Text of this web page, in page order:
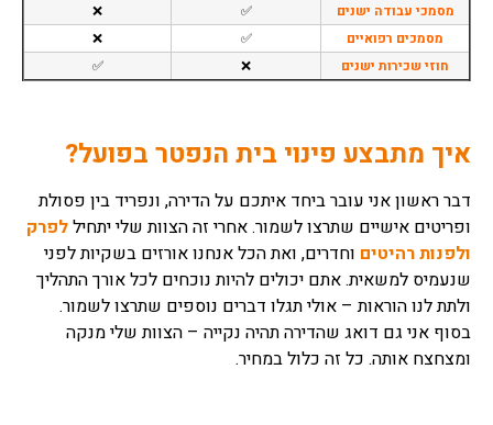
מסמכי עבודה ישנים ✅
❌
מסמכים רפואיים
✅
❌
חוזי שכירות ישנים
❌
✅
איך מתבצע פינוי בית הנפטר בפועל?
דבר ראשון אני עובר ביחד איתכם על הדירה, ונפריד בין פסולת
ופריטים אישיים שתרצו לשמור. אחרי זה הצוות שלי יתחיללפרק
ולפנות רהיטים וחדרים, ואת הכל אנחנו אורזים בשקיות לפני
שנעמיס למשאית. אתם יכולים להיות נוכחים לכל אורך התהליך
ולתת לנו הוראות – אולי תגלו דברים נוספים שתרצו לשמור.
בסוף אני גם דואג שהדירה תהיה נקייה – הצוות שלי מנקה
ומצחצח אותה. כל זה כלול במחיר.